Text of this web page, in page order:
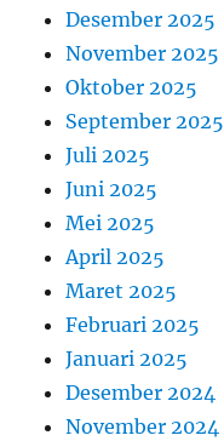
Desember 2025
November 2025
Oktober 2025
September 2025
Juli 2025
Juni 2025
Mei 2025
April 2025
Maret 2025
Februari 2025
Januari 2025
Desember 2024
November 2024